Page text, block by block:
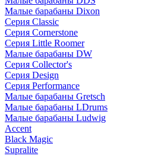
Малые барабаны Dixon
Серия Classic
Серия Cornerstone
Серия Little Roomer
Малые барабаны DW
Серия Collector's
Серия Design
Серия Performance
Малые барабаны Gretsch
Малые барабаны LDrums
Малые барабаны Ludwig
Accent
Black Magic
Supralite